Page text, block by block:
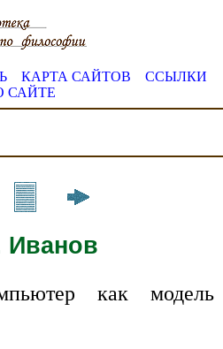
КАРТА САЙТОВ
ССЫЛКИ
САЙТЕ
Иванов
как модель